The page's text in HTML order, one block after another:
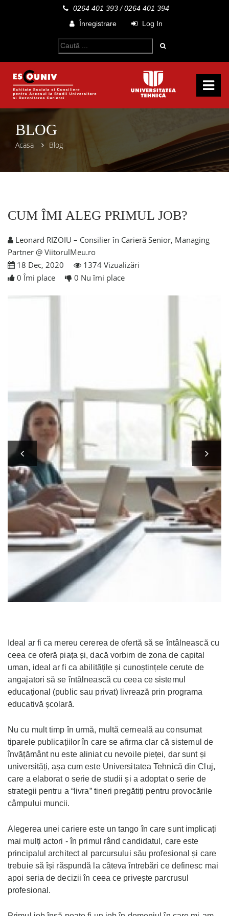
0264 401 393/ 0264 401 394
Înregistrare
Log In
BLOG
Acasa Blog
CUM ÎMI ALEG PRIMUL JOB?
Leonard RIZOIU – Consilier în Carieră Senior, Managing
Partner @ ViitorulMeu.ro
18 Dec, 2020
1374 Vizualizări
0Îmi place 0 Nu îmi place
Ideal ar fi ca mereu cererea de ofertă să se întâlnească cu
ceea ce oferă piața și, dacă vorbim de zona de capital
uman, ideal ar fi ca abilitățile și cunoștințele cerute de
angajatori să se întâlnească cu ceea ce sistemul
educațional (public sau privat) livrează prin programa
educativă școlară.
Nu cu mult timp în urmă, multă cerneală au consumat
tiparele publicațiilor în care se afirma clar că sistemul de
învățământ nu este aliniat cu nevoile pieței, dar sunt și
universități, așa cum este Universitatea Tehnică din Cluj,
care a elaborat o serie de studii și a adoptat o serie de
strategii pentru a “livra” tineri pregătiți pentru provocările
câmpului muncii.
Alegerea unei cariere este un tango în care sunt implicați
mai mulți actori - în primul rând candidatul, care este
principalul architect al parcursului său profesional și care
trebuie să își răspundă la câteva întrebări ce definesc mai
apoi seria de decizii în ceea ce privește parcrusul
profesional.